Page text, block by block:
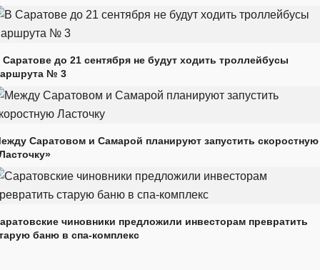
Саратове до 21 сентября не будут ходить троллейбусы
№ 3
Саратовом и Самарой планируют запустить скоростную
чиновники предложили инвесторам превратить
баню в спа-комплекс